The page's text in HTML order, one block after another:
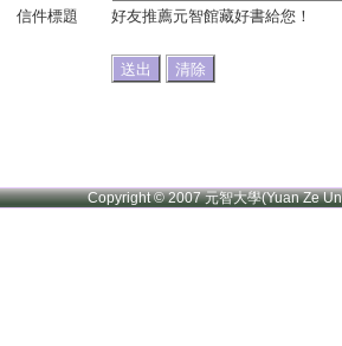
信件標題
好友推薦元智館藏好書給您！
Copyright © 2007 元智大學(Yuan Ze